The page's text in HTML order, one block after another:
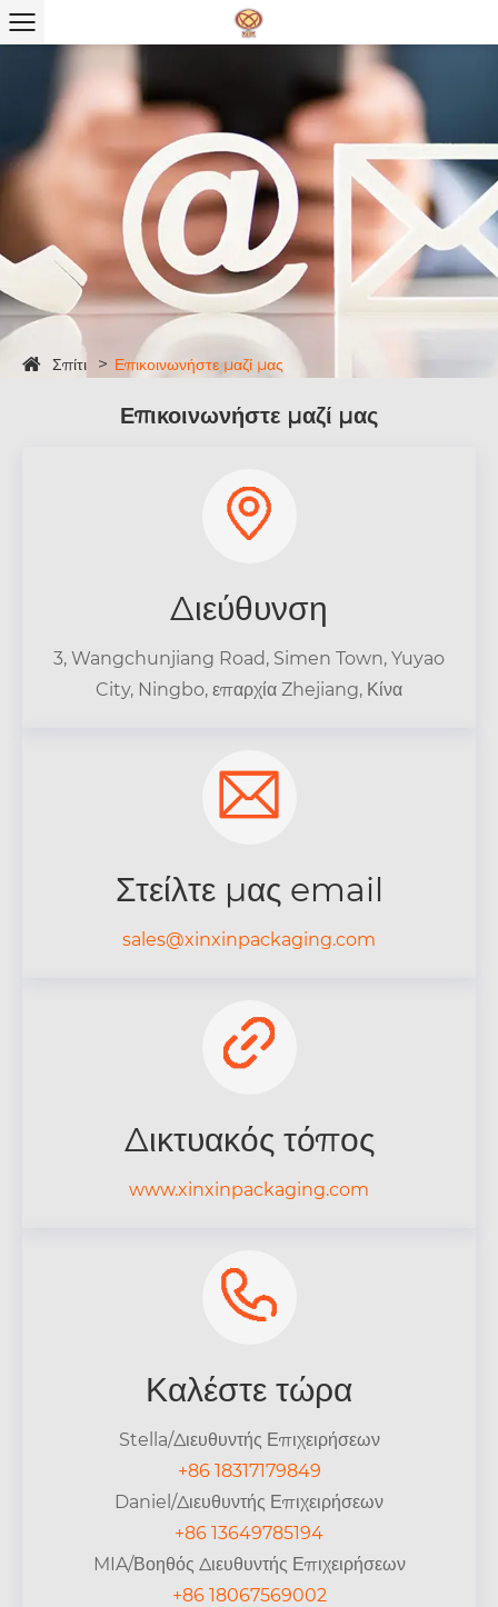
Σπίτι Επικοινωνήστε μαζί μας
Επικοινωνήστε μαζί μας
Διεύθυνση
3, Wangchunjiang Road, Simen Town, Yuyao
City, Ningbo, επαρχία Zhejiang, Κίνα
Στείλτε μας email
sales@xinxinpackaging.com
Δικτυακός τόπος
www.xinxinpackaging.com
Καλέστε τώρα
Stella/Διευθυντής Επιχειρήσεων
+86 18317179849
Daniel/Διευθυντής Επιχειρήσεων
+86 13649785194
MIA/Βοηθός Διευθυντής Επιχειρήσεων
+86 18067569002